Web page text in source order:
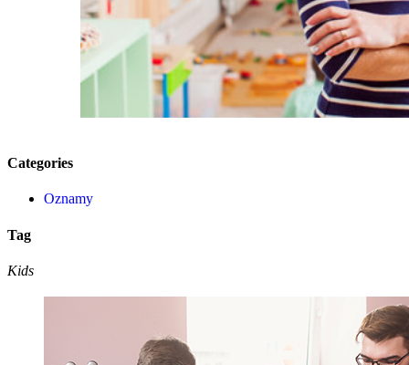
Categories
Oznamy
Tag
Kids